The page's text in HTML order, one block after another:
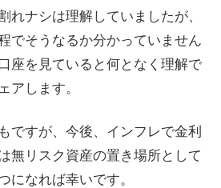
れナシは理解していましたが、
でそうなるか分かっていません
座を見ていると何となく理解で
アします。
ですが、今後、インフレで金利
無リスク資産の置き場所として
になれば幸いです。